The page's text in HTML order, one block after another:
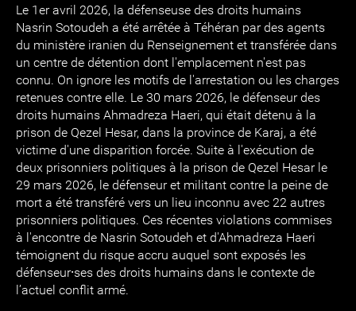
Le 1er avril 2026, la défenseuse des droits humains
Nasrin Sotoudeh a été arrêtée à Téhéran par des agents
du ministère iranien du Renseignement et transférée dans
un centre de détention dont l'emplacement n'est pas
connu. On ignore les motifs de l'arrestation ou les charges
retenues contre elle. Le 30 mars 2026, le défenseur des
droits humains Ahmadreza Haeri, qui était détenu à la
prison de Qezel Hesar, dans la province de Karaj, a été
victime d'une disparition forcée. Suite à l'exécution de
deux prisonniers politiques à la prison de Qezel Hesar le
29 mars 2026, le défenseur et militant contre la peine de
mort a été transféré vers un lieu inconnu avec 22 autres
prisonniers politiques. Ces récentes violations commises
à l'encontre de Nasrin Sotoudeh et d'Ahmadreza Haeri
témoignent du risque accru auquel sont exposés les
défenseur⸱ses des droits humains dans le contexte de
l’actuel conflit armé.